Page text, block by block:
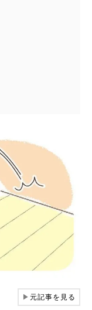
▶元記事を見る